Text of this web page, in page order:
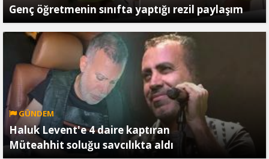
Genç öğretmenin sınıfta yaptığı rezil paylaşım
GÜNDEM
Haluk Levent'e 4 daire kaptıran
Müteahhit soluğu savcılıkta aldı